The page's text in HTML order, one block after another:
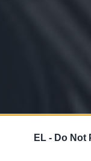
EL - Do Not